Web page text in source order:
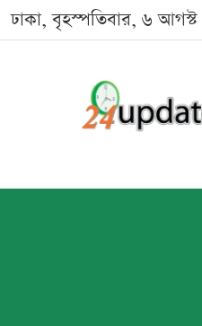
ঢাকা, বৃহস্পতিবার, ৬